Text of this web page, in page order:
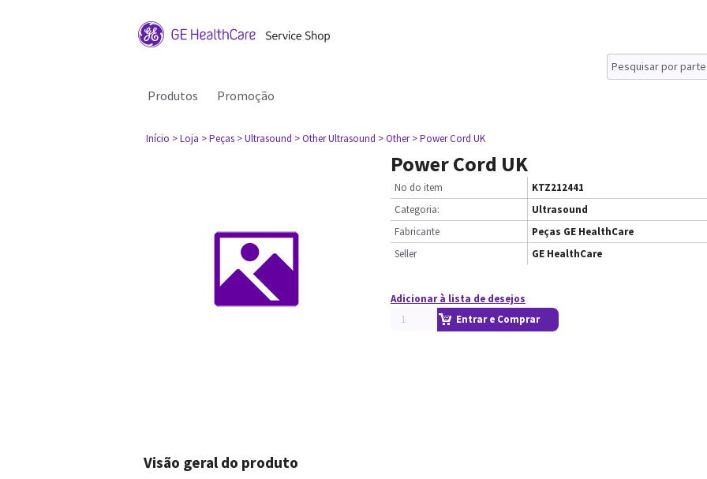
Produtos Promoção
Início > Loja > Peças > Ultrasound > Other Ultrasound > Other > Power Cord UK
Power Cord UK
No do item
KTZ212441
Categoria:
Ultrasound
Fabricante
Peças GE HealthCare
Seller
GE HealthCare
Adicionar à lista de desejos
Entrar e Comprar
Visão geral do produto